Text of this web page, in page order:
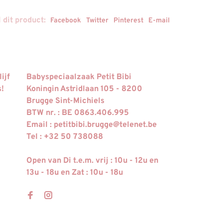
dit product: Facebook Twitter Pinterest E-mail
Babyspeciaalzaak Petit Bibi
Koningin Astridlaan 105 - 8200
Brugge Sint-Michiels
BTW nr. : BE 0863.406.995
Email : petitbibi.brugge@telenet.be
Tel : +32 50 738088
Open van Di t.e.m. vrij : 10u - 12u en
13u - 18u en Zat : 10u - 18u